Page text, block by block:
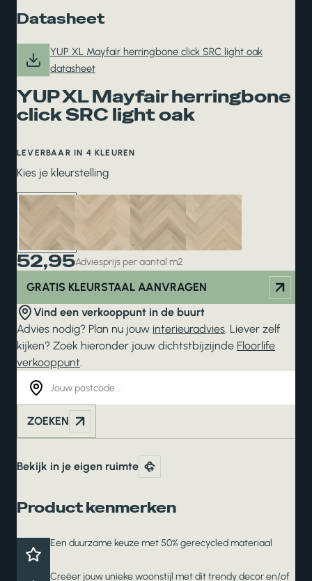
Datasheet
YUP XL Mayfair herringbone click SRC light oak
datasheet
YUP XL Mayfair herringbone
click SRC light oak
LEVERBAAR IN 4 KLEUREN
Kies je kleurstelling
52,95Adviesprijs per aantal m2
GRATIS KLEURSTAAL AANVRAGEN
Vind een verkooppunt in de buurt
Advies nodig? Plan nu jouw interieuradvies. Liever zelf
kijken? Zoek hieronder jouw dichtstbijzijnde Floorlife
verkooppunt.
ZOEKEN
Bekijk in je eigen ruimte
Product kenmerken
Een duurzame keuze met 50% gerecycled materiaal
Creëer jouw unieke woonstijl met dit trendy decor en/of